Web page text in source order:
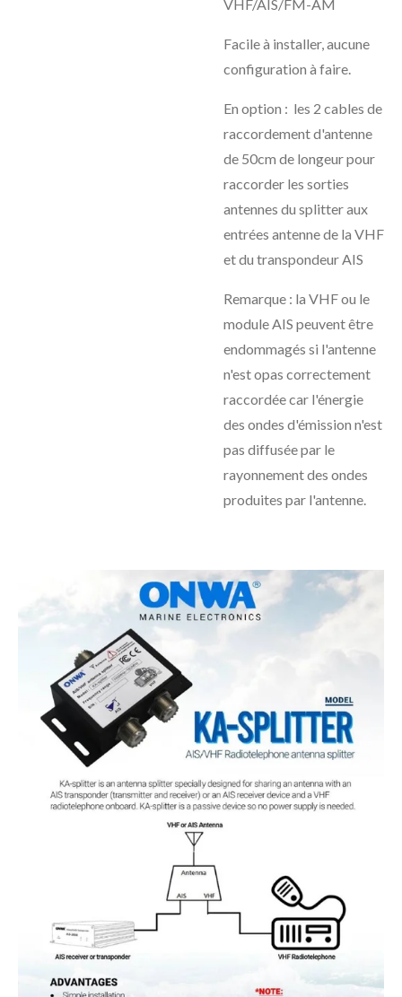
VHF/AIS/FM-AM
Facile à installer, aucune
configuration à faire.
En option : les 2 cables de
raccordement d'antenne
de 50cm de longeur pour
raccorder les sorties
antennes du splitter aux
entrées antenne de la VHF
et du transpondeur AIS
Remarque : la VHF ou le
module AIS peuvent être
endommagés si l'antenne
n'est opas correctement
raccordée car l'énergie
des ondes d'émission n'est
pas diffusée par le
rayonnement des ondes
produites par l'antenne.